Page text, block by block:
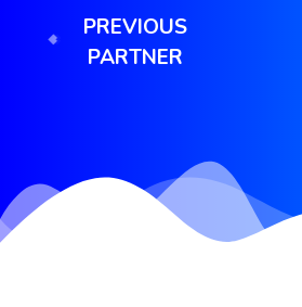
PREVIOUS
PARTNER